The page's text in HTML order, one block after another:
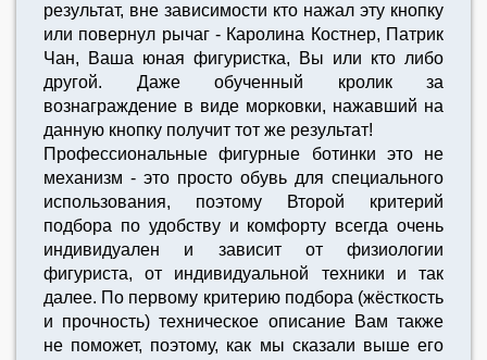
результат, вне зависимости кто нажал эту кнопку
или повернул рычаг - Каролина Костнер, Патрик
Чан, Ваша юная фигуристка, Вы или кто либо
другой. Даже обученный кролик за
вознаграждение в виде морковки, нажавший на
данную кнопку получит тот же результат!
Профессиональные фигурные ботинки это не
механизм - это просто обувь для специального
использования, поэтому Второй критерий
подбора по удобству и комфорту всегда очень
индивидуален и зависит от физиологии
фигуриста, от индивидуальной техники и так
далее. По первому критерию подбора (жёсткость
и прочность) техническое описание Вам также
не поможет, поэтому, как мы сказали выше его